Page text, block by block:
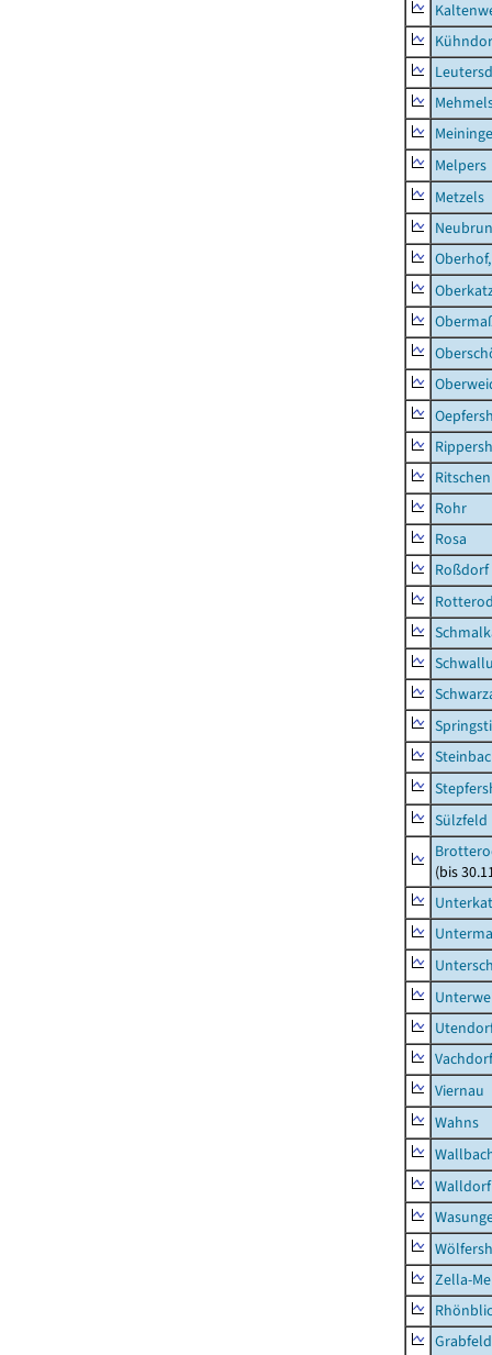
Melpers
Metzels
Rohr
Rosa
Roßdorf
Sülzfeld
(bis
Vachdorf
Viernau
Wahns
Walldorf
Zella-
Grabfeld